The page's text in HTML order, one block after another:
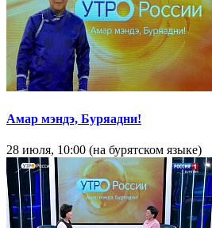
Амар мэндэ, Буряадни!
28 июля, 10:00 (на бурятском языке)